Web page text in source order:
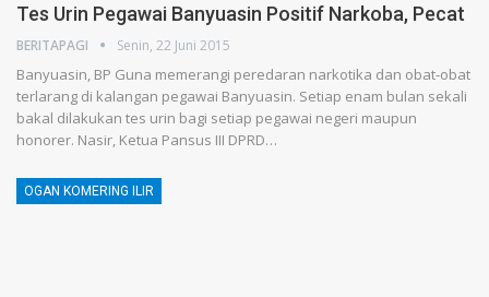
Tes Urin Pegawai Banyuasin Positif Narkoba, Pecat
BERITAPAGI Senin, 22 Juni 2015
Banyuasin, BP Guna memerangi peredaran narkotika dan obat-obat
terlarang di kalangan pegawai Banyuasin. Setiap enam bulan sekali
bakal dilakukan tes urin bagi setiap pegawai negeri maupun
honorer. Nasir, Ketua Pansus III DPRD…
OGAN KOMERING ILIR